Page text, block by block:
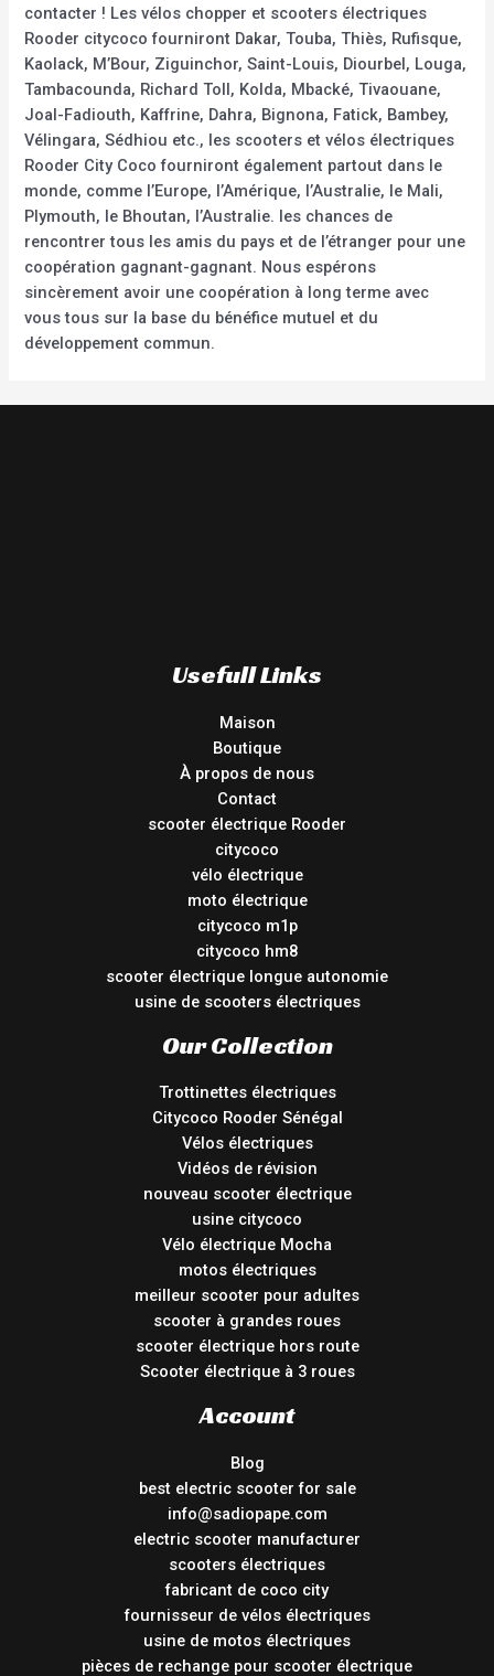
contacter ! Les vélos chopper et scooters électriques
Rooder citycoco fourniront Dakar, Touba, Thiès, Rufisque,
Kaolack, M’Bour, Ziguinchor, Saint-Louis, Diourbel, Louga,
Tambacounda, Richard Toll, Kolda, Mbacké, Tivaouane,
Joal-Fadiouth, Kaffrine, Dahra, Bignona, Fatick, Bambey,
Vélingara, Sédhiou etc., les scooters et vélos électriques
Rooder City Coco fourniront également partout dans le
monde, comme l’Europe, l’Amérique, l’Australie, le Mali,
Plymouth, le Bhoutan, l’Australie. les chances de
rencontrer tous les amis du pays et de l’étranger pour une
coopération gagnant-gagnant. Nous espérons
sincèrement avoir une coopération à long terme avec
vous tous sur la base du bénéfice mutuel et du
développement commun.
Usefull Links
Maison
Boutique
À propos de nous
Contact
scooter électrique Rooder
citycoco
vélo électrique
moto électrique
citycoco m1p
citycoco hm8
scooter électrique longue autonomie
usine de scooters électriques
Our Collection
Trottinettes électriques
Citycoco Rooder Sénégal
Vélos électriques
Vidéos de révision
nouveau scooter électrique
usine citycoco
Vélo électrique Mocha
motos électriques
meilleur scooter pour adultes
scooter à grandes roues
scooter électrique hors route
Scooter électrique à 3 roues
Account
Blog
best electric scooter for sale
info@sadiopape.com
electric scooter manufacturer
scooters électriques
fabricant de coco city
fournisseur de vélos électriques
usine de motos électriques
pièces de rechange pour scooter électrique